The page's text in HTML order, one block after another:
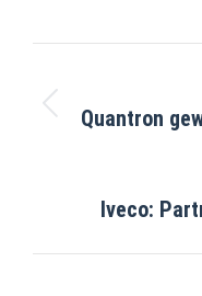
Quantron
Iveco: